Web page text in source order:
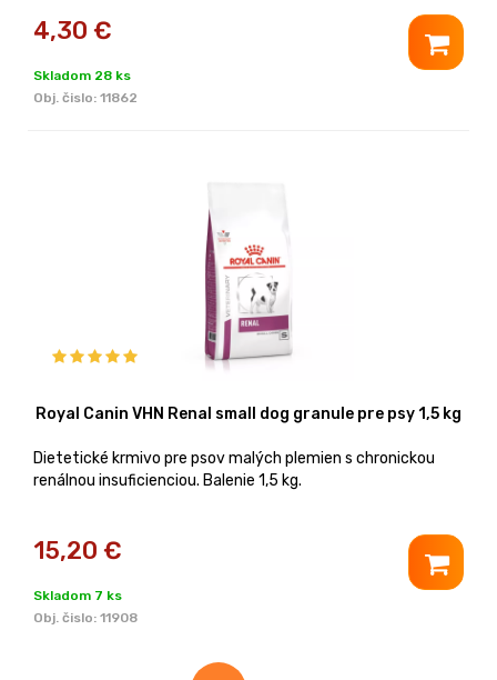
4,30 €
Skladom 28 ks
Obj. čislo: 11862
Royal Canin VHN Renal small dog granule pre psy 1,5 kg
Dietetické krmivo pre psov malých plemien s chronickou
renálnou insuficienciou. Balenie 1,5 kg.
15,20 €
Skladom 7 ks
Obj. čislo: 11908